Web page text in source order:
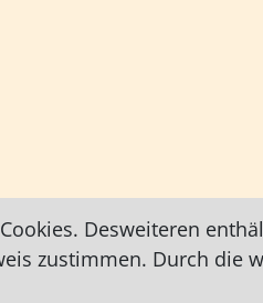
Desweiteren
zustimmen. Durch die